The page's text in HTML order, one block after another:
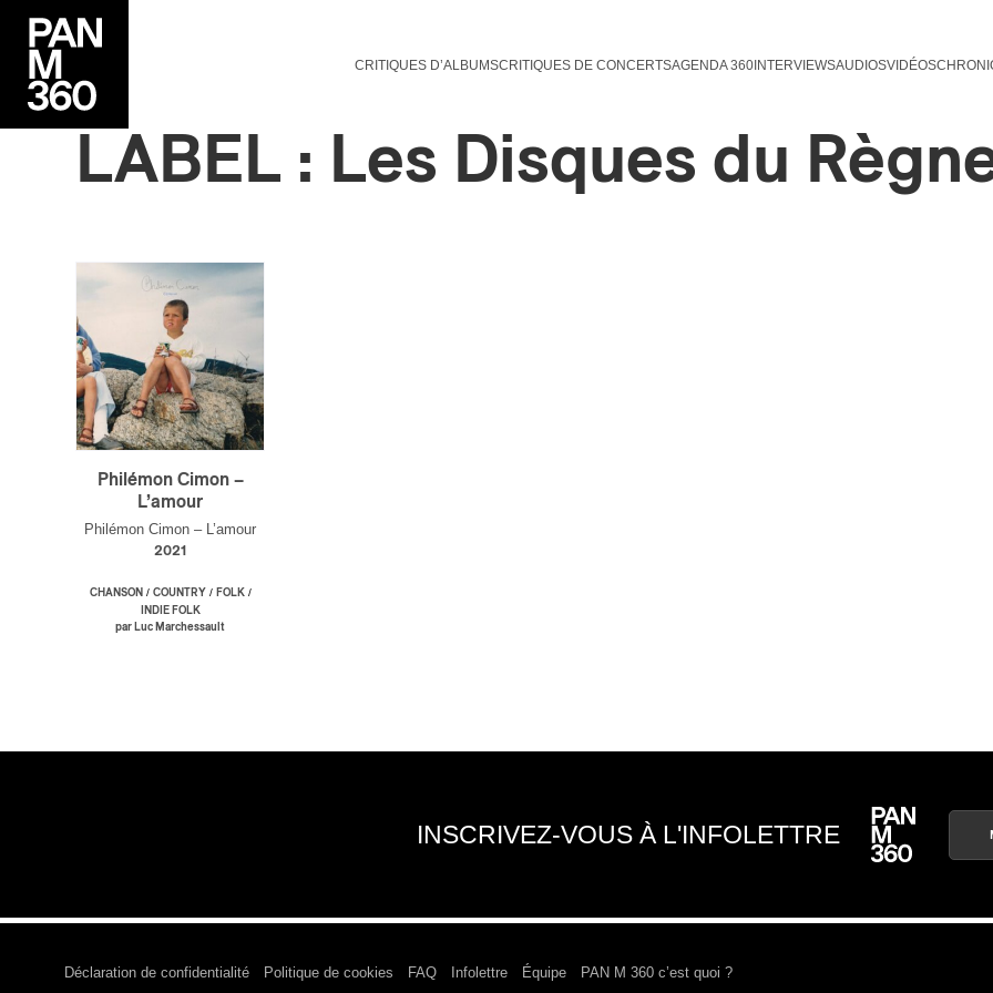
CRITIQUES D’ALBUMSCRITIQUES DE CONCERTSAGENDA 360INTERVIEWSAUDIOSVIDÉOS
LABEL : Les Disques du
Philémon Cimon –
L’amour
Philémon Cimon – L’amour
2021
CHANSON / COUNTRY/ FOLK/
INDIE FOLK
par Luc Marchessault
INSCRIVEZ-VOUS À L'INFOLETTRE
Déclaration de confidentialité Politique de cookies FAQ Infolettre Équipe PAN M 360 c’est quoi ?